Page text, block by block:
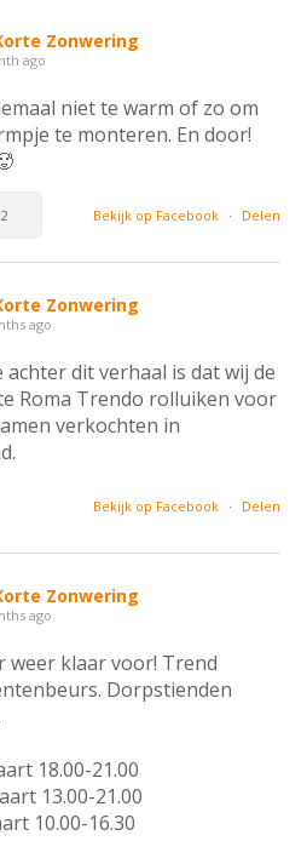
Zonwering
ago
niet te warm of zo om
te monteren. En door!
Bekijk op Facebook · Delen
2
Zonwering
ago
achter dit verhaal is dat wij de
Roma Trendo rolluiken voor
verkochten in
Bekijk op Facebook · Delen
Zonwering
ago
weer klaar voor! Trend
Dorpstienden
18.00-21.00
13.00-21.00
10.00-16.30